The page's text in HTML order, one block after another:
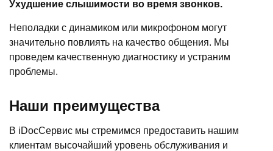
Ухудшение слышимости во время звонков.
Неполадки с динамиком или микрофоном могут
значительно повлиять на качество общения. Мы
проведем качественную диагностику и устраним
проблемы.
Наши преимущества
В iDocСервис мы стремимся предоставить нашим
клиентам высочайший уровень обслуживания и